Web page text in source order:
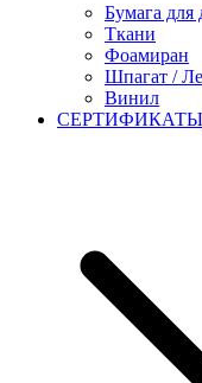
Бумага для
Ткани
Фоамиран
Шпагат /
Винил
СЕРТИФИКАТЫ